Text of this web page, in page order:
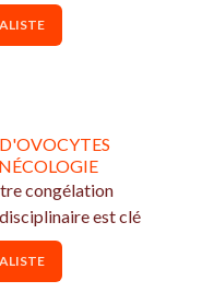
congélation
est clé